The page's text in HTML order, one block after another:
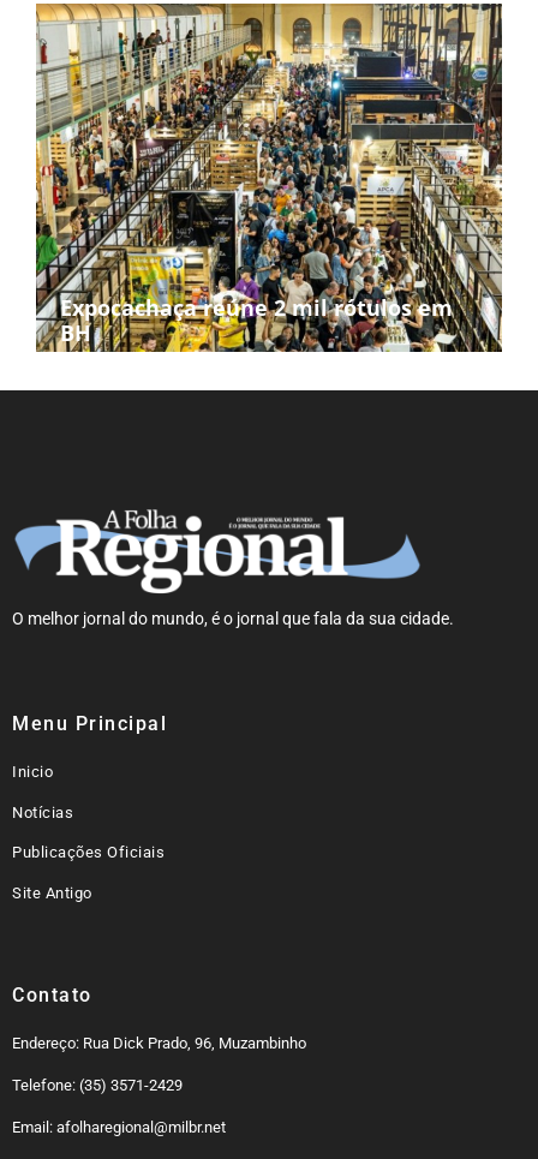
Expocachaça reúne 2 mil rótulos em
BH
O melhor jornal do mundo, é o jornal que fala da sua cidade.
Menu Principal
Inicio
Notícias
Publicações Oficiais
Site Antigo
Contato
Endereço: Rua Dick Prado, 96, Muzambinho
Telefone: (35) 3571-2429
Email: afolharegional@milbr.net